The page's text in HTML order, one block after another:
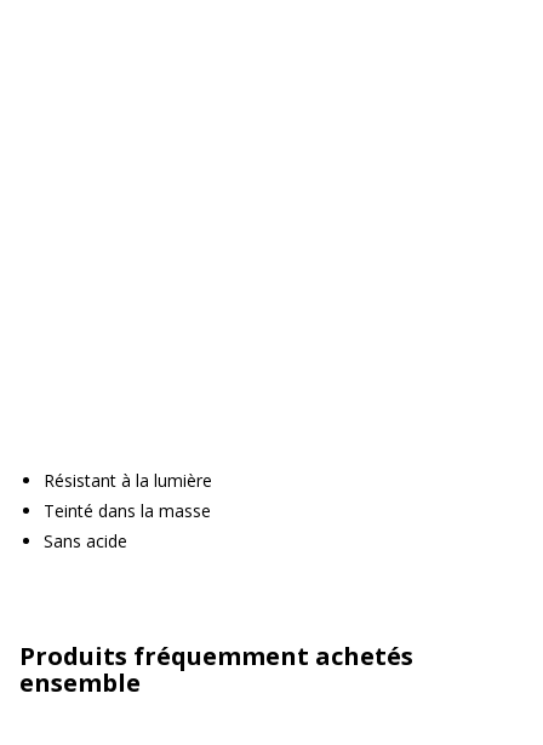
Résistant à la lumière
Teinté dans la masse
Sans acide
Produits fréquemment achetés
ensemble